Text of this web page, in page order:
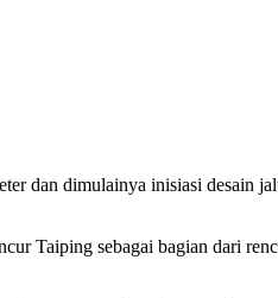
dan dimulainya inisiasi desain
Taiping sebagai bagian dari